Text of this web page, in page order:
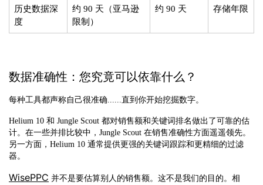
历史数据深
度
约 90 天（亚马逊
限制）
约 90 天 存储年限
数据准确性：您究竟可以依靠什么？
每种工具都声称自己很准确......直到你开始挖掘数字。
Helium 10 和 Jungle Scout 都对销售额和关键词排名做出了可靠的估
计。在一些并排比较中，Jungle Scout 在销售准确性方面遥遥领先。
另一方面，Helium 10 通常提供更强的关键词跟踪和更精细的过滤
器。
WisePPC 并不是要估算别人的销售额。这不是我们的目的。相